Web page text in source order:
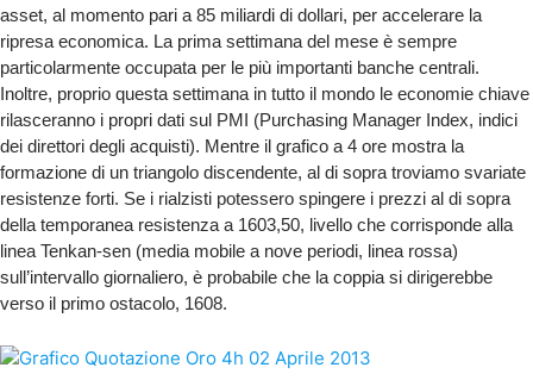
asset, al momento pari a 85 miliardi di dollari, per accelerare la
ripresa economica. La prima settimana del mese è sempre
particolarmente occupata per le più importanti banche centrali.
Inoltre, proprio questa settimana in tutto il mondo le economie chiave
rilasceranno i propri dati sul PMI (Purchasing Manager Index, indici
dei direttori degli acquisti). Mentre il grafico a 4 ore mostra la
formazione di un triangolo discendente, al di sopra troviamo svariate
resistenze forti. Se i rialzisti potessero spingere i prezzi al di sopra
della temporanea resistenza a 1603,50, livello che corrisponde alla
linea Tenkan-sen (media mobile a nove periodi, linea rossa)
sull’intervallo giornaliero, è probabile che la coppia si dirigerebbe
verso il primo ostacolo, 1608.